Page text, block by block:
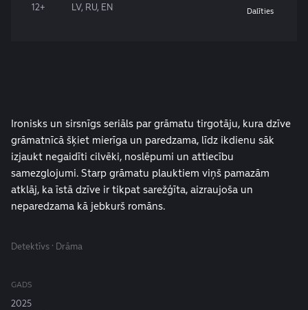
12+ LV, RU, EN Dalīties
Ironisks un sirsnīgs seriāls par grāmatu tirgotāju, kura dzīve
grāmatnīcā šķiet mierīga un paredzama, līdz ikdienu sāk
izjaukt negaidīti cilvēki, noslēpumi un attiecību
samezglojumi. Starp grāmatu plauktiem viņš pamazām
atklāj, ka īstā dzīve ir tikpat sarežģīta, aizraujoša un
neparedzama kā jebkurš romāns.
Detektīvs · Drāma
GADS
2025